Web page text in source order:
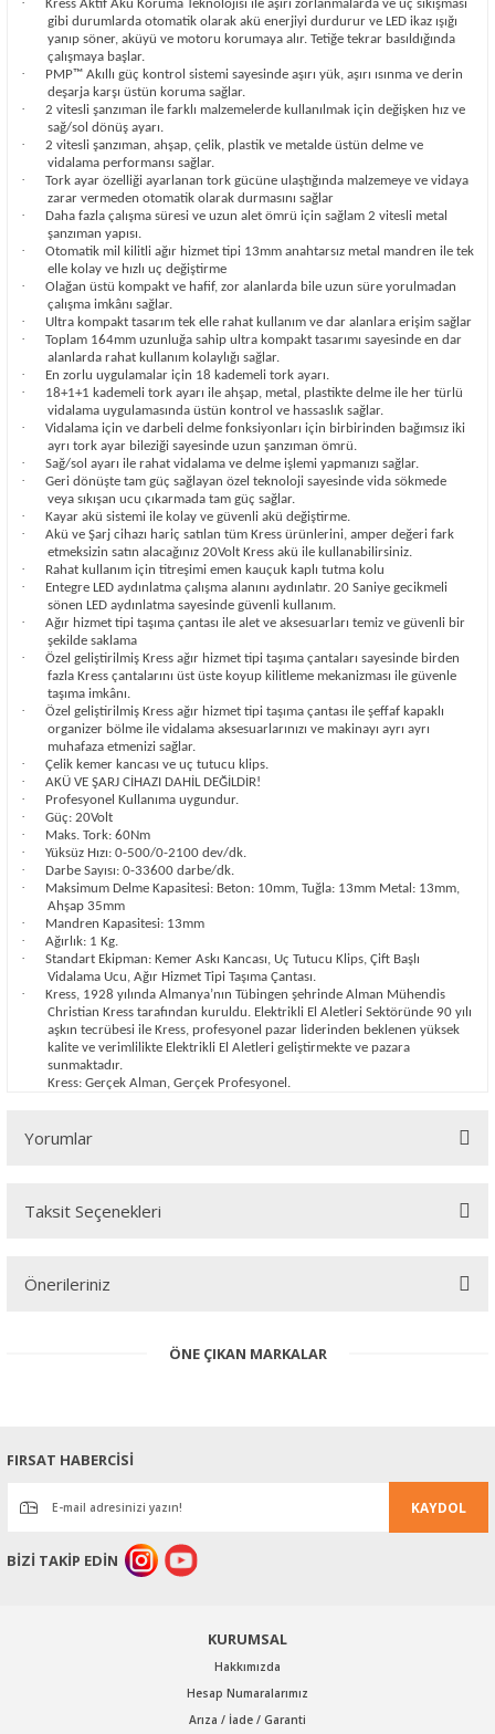
Kress Aktif Akü Koruma Teknolojisi ile aşırı zorlanmalarda ve uç sıkışması
gibi durumlarda otomatik olarak akü enerjiyi durdurur ve LED ikaz ışığı
yanıp söner, aküyü ve motoru korumaya alır. Tetiğe tekrar basıldığında
çalışmaya başlar.
·
PMP™ Akıllı güç kontrol sistemi sayesinde aşırı yük, aşırı ısınma ve derin
deşarja karşı üstün koruma sağlar.
·
2 vitesli şanzıman ile farklı malzemelerde kullanılmak için değişken hız ve
sağ/sol dönüş ayarı.
·
2 vitesli şanzıman, ahşap, çelik, plastik ve metalde üstün delme ve
vidalama performansı sağlar.
·
Tork ayar özelliği ayarlanan tork gücüne ulaştığında malzemeye ve vidaya
zarar vermeden otomatik olarak durmasını sağlar
·
Daha fazla çalışma süresi ve uzun alet ömrü için sağlam 2 vitesli metal
şanzıman yapısı.
·
Otomatik mil kilitli ağır hizmet tipi 13mm anahtarsız metal mandren ile tek
elle kolay ve hızlı uç değiştirme
·
Olağan üstü kompakt ve hafif, zor alanlarda bile uzun süre yorulmadan
çalışma imkânı sağlar.
· Ultra kompakt tasarım tek elle rahat kullanım ve dar alanlara erişim sağlar
·
Toplam 164mm uzunluğa sahip ultra kompakt tasarımı sayesinde en dar
alanlarda rahat kullanım kolaylığı sağlar.
· En zorlu uygulamalar için 18 kademeli tork ayarı.
·
18+1+1 kademeli tork ayarı ile ahşap, metal, plastikte delme ile her türlü
vidalama uygulamasında üstün kontrol ve hassaslık sağlar.
·
Vidalama için ve darbeli delme fonksiyonları için birbirinden bağımsız iki
ayrı tork ayar bileziği sayesinde uzun şanzıman ömrü.
· Sağ/sol ayarı ile rahat vidalama ve delme işlemi yapmanızı sağlar.
·
Geri dönüşte tam güç sağlayan özel teknoloji sayesinde vida sökmede
veya sıkışan ucu çıkarmada tam güç sağlar.
· Kayar akü sistemi ile kolay ve güvenli akü değiştirme.
·
Akü ve Şarj cihazı hariç satılan tüm Kress ürünlerini, amper değeri fark
etmeksizin satın alacağınız 20Volt Kress akü ile kullanabilirsiniz.
· Rahat kullanım için titreşimi emen kauçuk kaplı tutma kolu
·
Entegre LED aydınlatma çalışma alanını aydınlatır. 20 Saniye gecikmeli
sönen LED aydınlatma sayesinde güvenli kullanım.
·
Ağır hizmet tipi taşıma çantası ile alet ve aksesuarları temiz ve güvenli bir
şekilde saklama
·
Özel geliştirilmiş Kress ağır hizmet tipi taşıma çantaları sayesinde birden
fazla Kress çantalarını üst üste koyup kilitleme mekanizması ile güvenle
taşıma imkânı.
·
Özel geliştirilmiş Kress ağır hizmet tipi taşıma çantası ile şeffaf kapaklı
organizer bölme ile vidalama aksesuarlarınızı ve makinayı ayrı ayrı
muhafaza etmenizi sağlar.
· Çelik kemer kancası ve uç tutucu klips.
· AKÜ VE ŞARJ CİHAZI DAHİL DEĞİLDİR!
· Profesyonel Kullanıma uygundur.
· Güç: 20Volt
· Maks. Tork: 60Nm
· Yüksüz Hızı: 0-500/0-2100 dev/dk.
· Darbe Sayısı: 0-33600 darbe/dk.
·
Maksimum Delme Kapasitesi: Beton: 10mm, Tuğla: 13mm Metal: 13mm,
Ahşap 35mm
· Mandren Kapasitesi: 13mm
· Ağırlık: 1 Kg.
·
Standart Ekipman: Kemer Askı Kancası, Uç Tutucu Klips, Çift Başlı
Vidalama Ucu, Ağır Hizmet Tipi Taşıma Çantası.
·
Kress, 1928 yılında Almanya’nın Tübingen şehrinde Alman Mühendis
Christian Kress tarafından kuruldu. Elektrikli El Aletleri Sektöründe 90 yılı
aşkın tecrübesi ile Kress, profesyonel pazar liderinden beklenen yüksek
kalite ve verimlilikte Elektrikli El Aletleri geliştirmekte ve pazara
sunmaktadır.
Kress: Gerçek Alman, Gerçek Profesyonel.
Yorumlar
Taksit Seçenekleri
Önerileriniz
konularda yetersiz gördüğünüz noktaları öneri formunu kullanarak
Ürün resmi kalitesiz, bozuk veya görüntülenemiyor.
Ürün bilgilerinde hatalar bulunuyor.
Ürün fiyatı diğer sitelerden daha pahalı.
Bu ürüne benzer farklı alternatifler olmalı.
Gönder
ÖNE ÇIKAN MARKALAR
FIRSAT HABERCİSİ
KAYDOL
BİZİ TAKİP EDİN
KURUMSAL
Hakkımızda
Hesap Numaralarımız
Arıza / İade / Garanti